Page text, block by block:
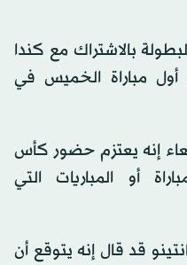
بالاشتراك مع كندا
مباراة الخميس في
إنه يعتزم حضور كأس
أو المباريات التي
قد قال إنه يتوقع أن